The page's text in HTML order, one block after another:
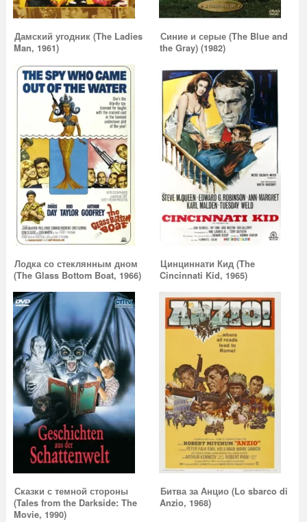
Дамский угодник (The Ladies
Man, 1961)
Синие и серые (The Blue and
the Gray) (1982)
Лодка со стеклянным дном
(The Glass Bottom Boat, 1966)
Цинциннати Кид (The
Cincinnati Kid, 1965)
Сказки с темной стороны
(Tales from the Darkside: The
Movie, 1990)
Битва за Анцио (Lo sbarco di
Anzio, 1968)